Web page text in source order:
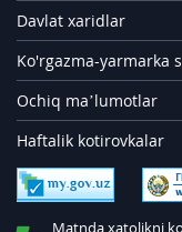
Davlat xaridlar
Ko'rgazma-yarmarka
Ochiq ma’lumotlar
Haftalik kotirovkalar
Matnda xatolikni